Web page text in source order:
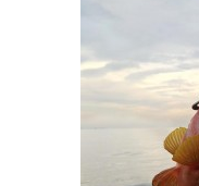
o
o